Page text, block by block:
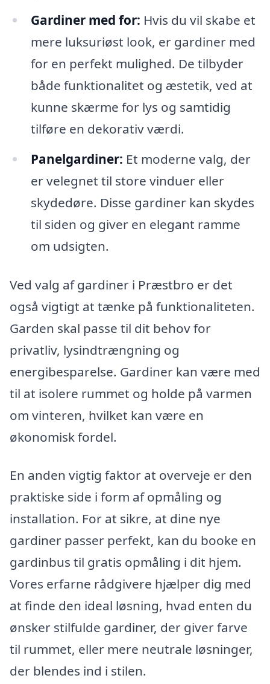
Gardiner med for: Hvis du vil skabe et
mere luksuriøst look, er gardiner med
for en perfekt mulighed. De tilbyder
både funktionalitet og æstetik, ved at
kunne skærme for lys og samtidig
tilføre en dekorativ værdi.
Panelgardiner: Et moderne valg, der
er velegnet til store vinduer eller
skydedøre. Disse gardiner kan skydes
til siden og giver en elegant ramme
om udsigten.
Ved valg af gardiner i Præstbro er det
også vigtigt at tænke på funktionaliteten.
Garden skal passe til dit behov for
privatliv, lysindtrængning og
energibesparelse. Gardiner kan være med
til at isolere rummet og holde på varmen
om vinteren, hvilket kan være en
økonomisk fordel.
En anden vigtig faktor at overveje er den
praktiske side i form af opmåling og
installation. For at sikre, at dine nye
gardiner passer perfekt, kan du booke en
gardinbus til gratis opmåling i dit hjem.
Vores erfarne rådgivere hjælper dig med
at finde den ideal løsning, hvad enten du
ønsker stilfulde gardiner, der giver farve
til rummet, eller mere neutrale løsninger,
der blendes ind i stilen.